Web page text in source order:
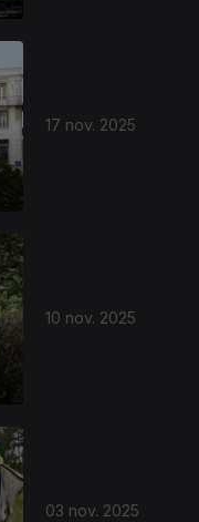
17 nov. 2025
10 nov. 2025
03 nov. 2025